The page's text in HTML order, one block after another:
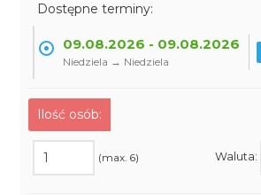
Dostępne terminy:
09.08.2026 - 09.08.2026
Niedziela → Niedziela
Ilość osób:
(max. 6) Waluta: